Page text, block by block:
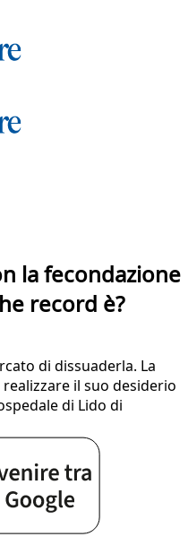
la fecondazione
record è?
di dissuaderla. La
il suo desiderio
di Lido di